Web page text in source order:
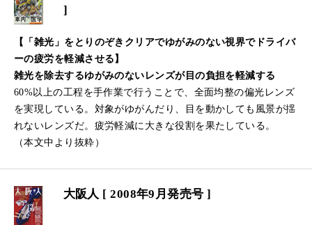
]
【「雑光」をとりのぞきクリアでゆがみのない視界でドライバ
ーの疲労を軽減させる】
雑光を除去するゆがみのないレンズが目の負担を軽減する
60%以上の工程を手作業で行うことで、全面均整の偏光レンズ
を実現している。対象がゆがんだり、目を動かしても風景が揺
れないレンズだ。疲労軽減に大きな役割を果たしている。
（本文中より抜粋）
大阪人 [ 2008年9月発売号 ]